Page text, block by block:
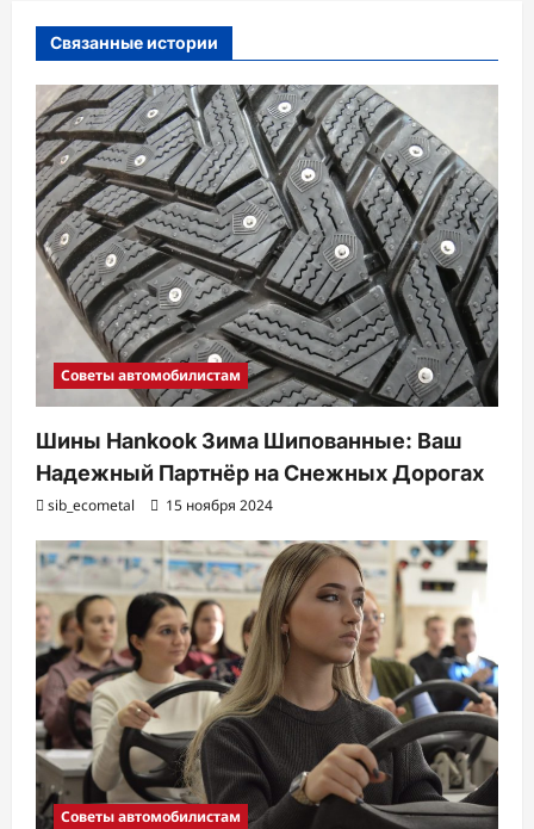
п
и
с
и
Связанные истории
Советы автомобилистам
Шины Hankook Зима Шипованные: Ваш
Надежный Партнёр на Снежных Дорогах
sib_ecometal 15 ноября 2024
Советы автомобилистам